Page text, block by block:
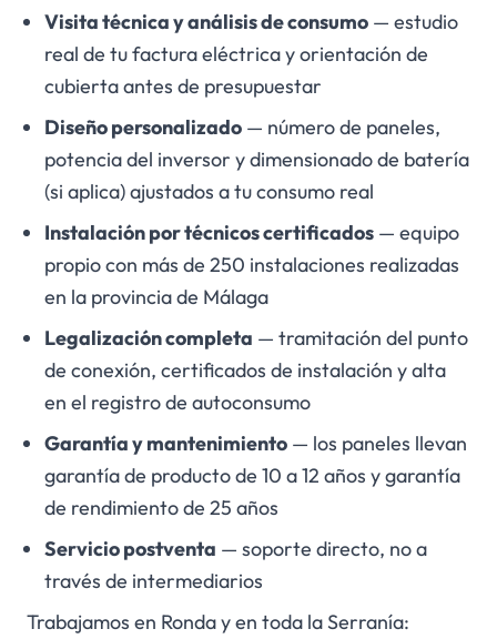
Visita técnica y análisis de consumo — estudio
real de tu factura eléctrica y orientación de
cubierta antes de presupuestar
Diseño personalizado — número de paneles,
potencia del inversor y dimensionado de batería
(si aplica) ajustados a tu consumo real
Instalación por técnicos certificados — equipo
propio con más de 250 instalaciones realizadas
en la provincia de Málaga
Legalización completa — tramitación del punto
de conexión, certificados de instalación y alta
en el registro de autoconsumo
Garantía y mantenimiento — los paneles llevan
garantía de producto de 10 a 12 años y garantía
de rendimiento de 25 años
Servicio postventa — soporte directo, no a
través de intermediarios
Trabajamos en Ronda y en toda la Serranía: